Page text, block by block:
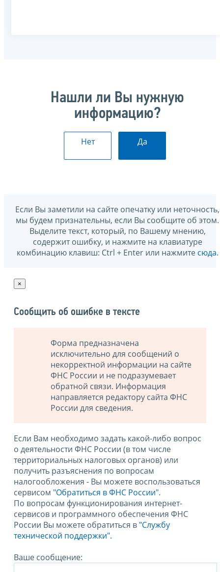
Нашли ли Вы нужную
информацию?
Нет Да
Если Вы заметили на сайте опечатку или неточность,
мы будем признательны, если Вы сообщите об этом.
Выделите текст, который, по Вашему мнению,
содержит ошибку, и нажмите на клавиатуре
комбинацию клавиш: Ctrl + Enter или нажмите сюда.
×
Сообщить об ошибке в тексте
Форма предназначена
исключительно для сообщений о
некорректной информации на сайте
ФНС России и не подразумевает
обратной связи. Информация
направляется редактору сайта ФНС
России для сведения.
Если Вам необходимо задать какой-либо вопрос
о деятельности ФНС России (в том числе
территориальных налоговых органов) или
получить разъяснения по вопросам
налогообложения - Вы можете воспользоваться
сервисом "Обратиться в ФНС России".
По вопросам функционирования интернет-
сервисов и программного обеспечения ФНС
России Вы можете обратиться в "Службу
технической поддержки".
Ваше сообщение: